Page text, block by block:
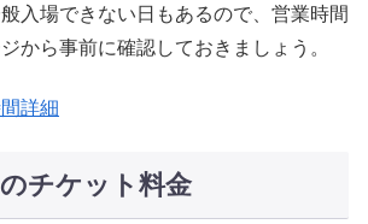
入場できない日もあるので、営業時間
から事前に確認しておきましょう。
詳細
チケット料金